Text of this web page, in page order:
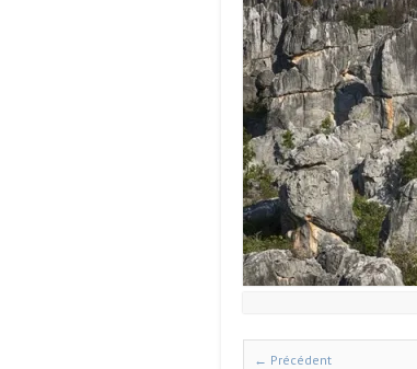
← Précédent